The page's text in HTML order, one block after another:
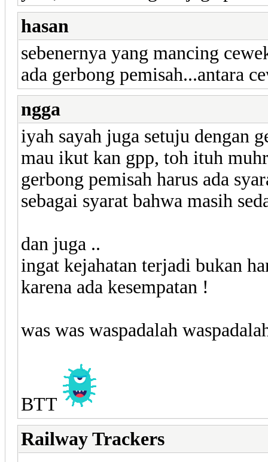
hasan
sebenernya yang mancing
ada gerbong pemisah...antara
ngga
iyah sayah juga setuju dengan
mau ikut kan gpp, toh ituh
gerbong pemisah harus ada
sebagai syarat bahwa masih
dan juga ..
ingat kejahatan terjadi bukan
karena ada kesempatan !
was was waspadalah
BTT
Railway Trackers